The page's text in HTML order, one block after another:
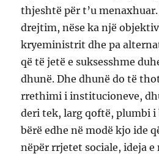
thjeshtë për t’u
drejtim, nëse ka një
kryeministrit dhe pa
që të jetë e suksesshme
dhunë. Dhe dhunë do të
rrethimi i institucioneve,
deri tek, larg qoftë, plumbi i
bërë edhe në modë kjo ide
nëpër rrjetet sociale, ideja